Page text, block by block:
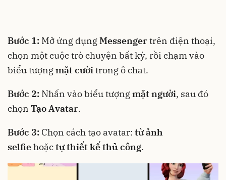
Bước 1: Mở ứng dụngMessengertrên điện thoại,
chọn một cuộc trò chuyện bất kỳ, rồi chạm vào
biểu tượngmặt cườitrong ô chat.
Bước 2: Nhấn vào biểu tượngmặt người, sau đó
chọn Tạo Avatar.
Bước 3: Chọn cách tạo avatar: từ ảnh
selfiehoặctự thiết kế thủ công.